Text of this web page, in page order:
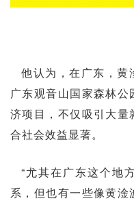
他认为，在广东，黄
广东观音山国家森林
济项目，不仅吸引大
合社会效益显著。
“尤其在广东这个地
系，但也有一些像黄